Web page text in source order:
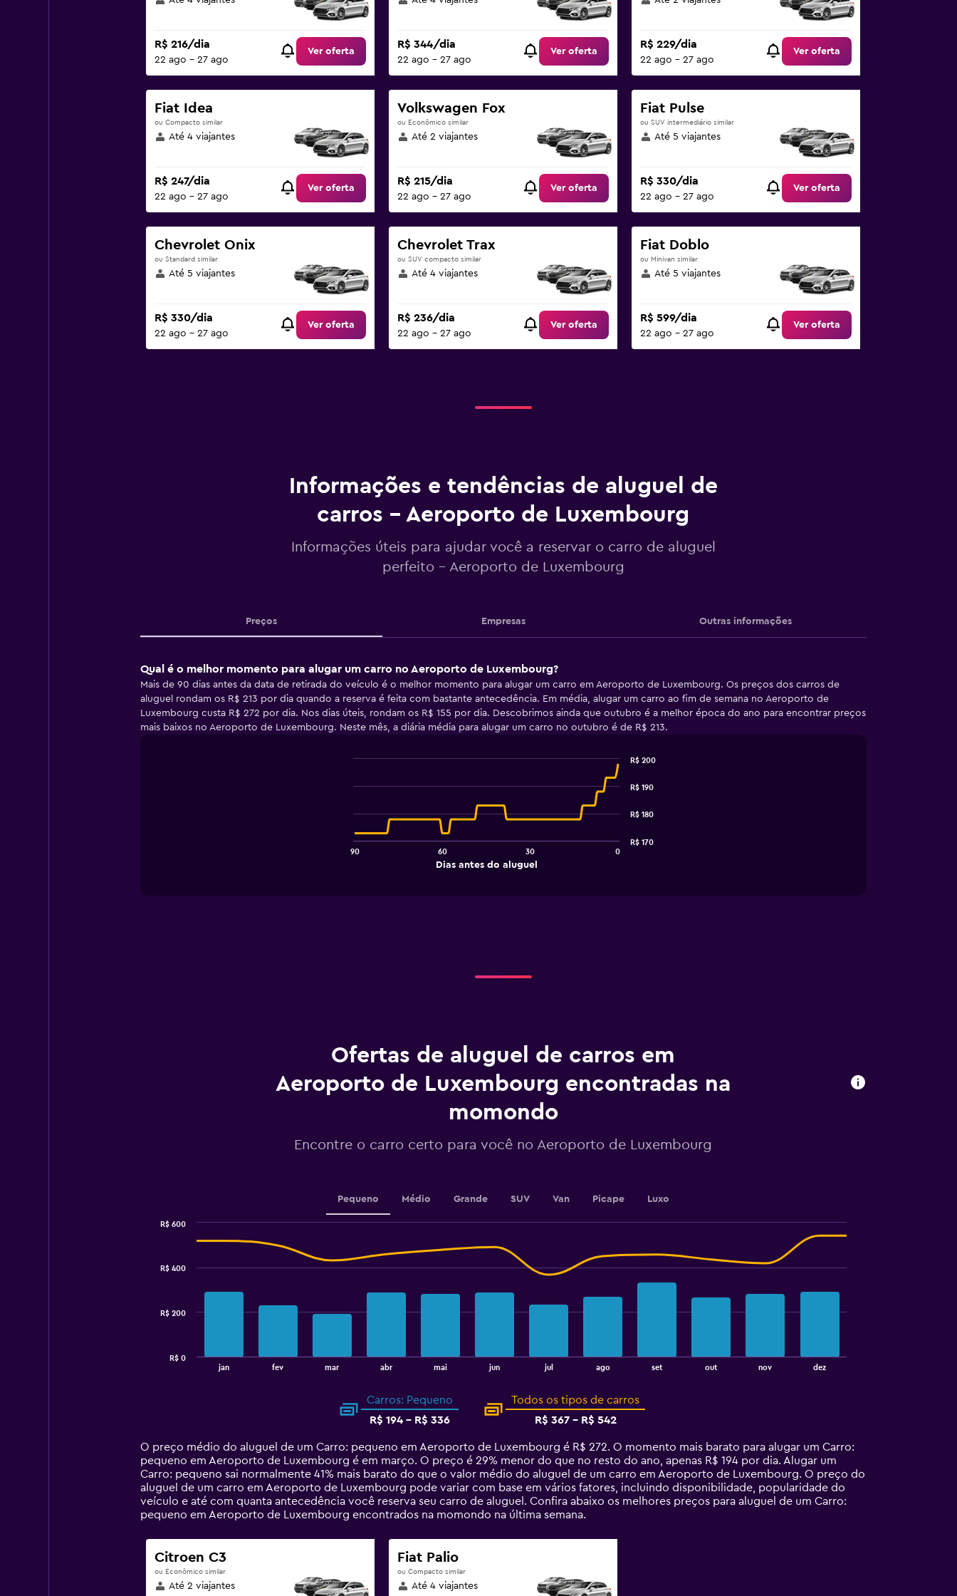
R$ 216/dia
22 ago - 27 ago
Ver oferta
R$ 344/dia
22 ago - 27 ago
Ver oferta
R$ 229/dia
22 ago - 27 ago
Ver oferta
Fiat Idea
ou Compacto similar
Até 4 viajantes
R$ 247/dia
22 ago - 27 ago
Ver oferta
Volkswagen Fox
ou Econômico similar
Até 2 viajantes
R$ 215/dia
22 ago - 27 ago
Ver oferta
Fiat Pulse
ou SUV intermediário similar
Até 5 viajantes
R$ 330/dia
22 ago - 27 ago
Ver oferta
Chevrolet Onix
ou Standard similar
Até 5 viajantes
R$ 330/dia
22 ago - 27 ago
Ver oferta
Chevrolet Trax
ou SUV compacto similar
Até 4 viajantes
R$ 236/dia
22 ago - 27 ago
Ver oferta
Fiat Doblo
ou Minivan similar
Até 5 viajantes
R$ 599/dia
22 ago - 27 ago
Ver oferta
Informações e tendências de aluguel de
carros - Aeroporto de Luxembourg
Informações úteis para ajudar você a reservar o carro de aluguel
perfeito - Aeroporto de Luxembourg
Preços Empresas Outras informações
Qual é o melhor momento para alugar um carro no Aeroporto de Luxembourg?
Mais de 90 dias antes da data de retirada do veículo é o melhor momento para alugar um carro em Aeroporto de Luxembourg. Os preços dos carros de
aluguel rondam os R$ 213 por dia quando a reserva é feita com bastante antecedência. Em média, alugar um carro ao fim de semana no Aeroporto de
Luxembourg custa R$ 272 por dia. Nos dias úteis, rondam os R$ 155 por dia. Descobrimos ainda que outubro é a melhor época do ano para encontrar preços
mais baixos no Aeroporto de Luxembourg. Neste mês, a diária média para alugar um carro no outubro é de R$ 213.
chart
points.
The
The
chart
1
values.
200.
Dias antes do aluguel
90 60 30 0
R$ 170
R$ 180
R$ 190
R$ 200
Ofertas de aluguel de carros em
Aeroporto de Luxembourg encontradas na
momondo
Encontre o carro certo para você no Aeroporto de Luxembourg
Pequeno Médio Grande SUV Van Picape Luxo
14
categories.
The
chart
has
1
axis
displaying
values.
Range:
0
jan fev mar abr mai jun jul ago set out nov dez
R$ 0
R$ 200
R$ 400
R$ 600
Carros: Pequeno
R$ 194 - R$ 336
Todos os tipos de carros
R$ 367 - R$ 542
O preço médio do aluguel de um Carro: pequeno em Aeroporto de Luxembourg é R$ 272. O momento mais barato para alugar um Carro:
pequeno em Aeroporto de Luxembourg é em março. O preço é 29% menor do que no resto do ano, apenas R$ 194 por dia. Alugar um
Carro: pequeno sai normalmente 41% mais barato do que o valor médio do aluguel de um carro em Aeroporto de Luxembourg. O preço do
aluguel de um carro em Aeroporto de Luxembourg pode variar com base em vários fatores, incluindo disponibilidade, popularidade do
veículo e até com quanta antecedência você reserva seu carro de aluguel. Confira abaixo os melhores preços para aluguel de um Carro:
pequeno em Aeroporto de Luxembourg encontrados na momondo na última semana.
Citroen C3
ou Econômico similar
Até 2 viajantes
Fiat Palio
ou Compacto similar
Até 4 viajantes